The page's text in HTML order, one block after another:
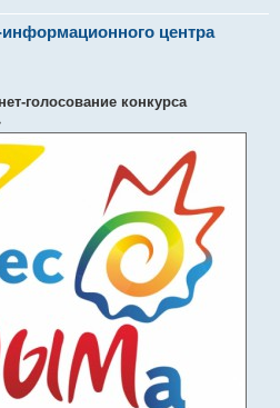
центра
голосование конкурса